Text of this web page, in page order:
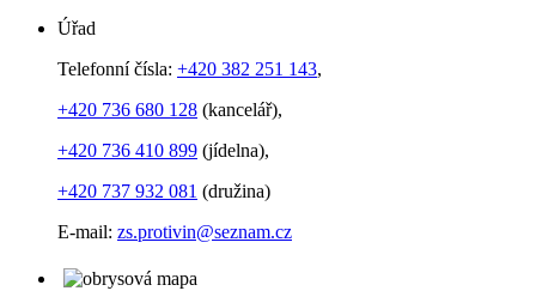
Úřad
Telefonní čísla: +420 382 251 143,
+420 736 680 128 (kancelář),
+420 736 410 899 (jídelna),
+420 737 932 081 (družina)
E-mail: zs.protivin@seznam.cz